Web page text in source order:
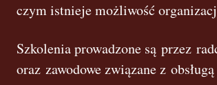
czym istnieje możliwość
Szkolenia prowadzone są przez
oraz zawodowe związane z